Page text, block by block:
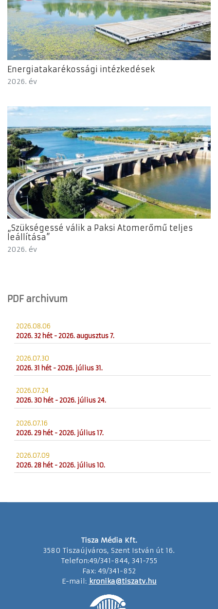
Energiatakarékossági intézkedések
2026. év
„Szükségessé válik a Paksi Atomerőmű teljes
leállítása”
2026. év
PDF archivum
2026.08.06
2026. 32 hét - 2026. augusztus 7.
2026.07.30
2026. 31 hét - 2026. július 31.
2026.07.24
2026. 30 hét - 2026. július 24.
2026.07.16
2026. 29 hét - 2026. július 17.
2026.07.09
2026. 28 hét - 2026. július 10.
Tisza Média Kft.
3580 Tiszaújváros, Szent István út 16.
Telefon:49/341-844, 341-755
Fax: 49/341-852
E-mail: kronika@tiszatv.hu